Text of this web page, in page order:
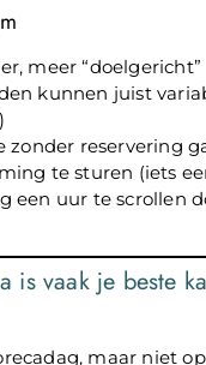
meer “doelgericht”
kunnen juist
zonder reservering
te sturen (iets
een uur te scrollen
is vaak je beste
maar niet